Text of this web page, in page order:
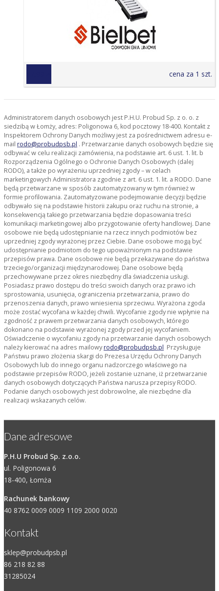
cena za 1 szt.
Administratorem danych osobowych jest P.H.U. Probud Sp. z o. o. z
siedzibą w Łomży, adres: Poligonowa 6, kod pocztowy 18-400. Kontakt z
Inspektorem Ochrony Danych możliwy jest za pośrednictwem adresu e-
mail rodo@probudpsb.pl . Przetwarzanie danych osobowych będzie się
odbywać w celu realizacji zamówienia, na podstawie art. 6 ust. 1. lit. b
Rozporządzenia Ogólnego o Ochronie Danych Osobowych (dalej
RODO), a także po wyrażeniu uprzedniej zgody – w celach
marketingowych Administratora zgodnie z art. 6 ust. 1. lit. a RODO. Dane
będą przetwarzane w sposób zautomatyzowany w tym również w
formie profilowania. Zautomatyzowane podejmowanie decyzji będzie
odbywało się na podstawie historii zakupu oraz ruchu na stronie, a
konsekwencją takiego przetwarzania będzie dopasowania treści
komunikacji marketingowej albo przygotowanie oferty handlowej. Dane
osobowe nie będą udostępnianie na rzecz innych podmiotów bez
uprzedniej zgody wyrażonej przez Ciebie. Dane osobowe mogą być
udostępnianie podmiotom do tego upoważnionym na podstawie
przepisów prawa. Dane osobowe nie będą przekazywane do państwa
trzeciego/organizacji międzynarodowej. Dane osobowe będą
przechowywane przez okres niezbędny dla świadczenia usługi.
Posiadasz prawo dostępu do treści swoich danych oraz prawo ich
sprostowania, usunięcia, ograniczenia przetwarzania, prawo do
przenoszenia danych, prawo wniesienia sprzeciwu. Wyrażona zgoda
może zostać wycofana w każdej chwili. Wycofanie zgody nie wpłynie na
zgodność z prawem przetwarzania danych osobowych, którego
dokonano na podstawie wyrażonej zgody przed jej wycofaniem.
Oświadczenie o wycofaniu zgody na przetwarzanie danych osobowych
należy kierować na adres mailowyrodo@probudpsb.pl Przysługuje
Państwu prawo złożenia skargi do Prezesa Urzędu Ochrony Danych
Osobowych lub do innego organu nadzorczego właściwego na
podstawie przepisów RODO, jeżeli zostanie uznane, iż przetwarzanie
danych osobowych dotyczących Państwa narusza przepisy RODO.
Podanie danych osobowych jest dobrowolne, ale niezbędne dla
realizacji wskazanych celów.
Dane adresowe
P.H.U Probud Sp. z.o.o.
ul. Poligonowa 6
18-400, Łomża
Rachunek bankowy
40 8762 0009 0009 1109 2000 0020
Kontakt
sklep@probudpsb.pl
86 218 82 88
31285024